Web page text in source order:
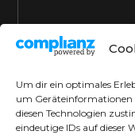
Um dir ein optimales
um Geräteinformationen
diesen Technologien
eindeutige IDs auf dieser
©2026 AHS